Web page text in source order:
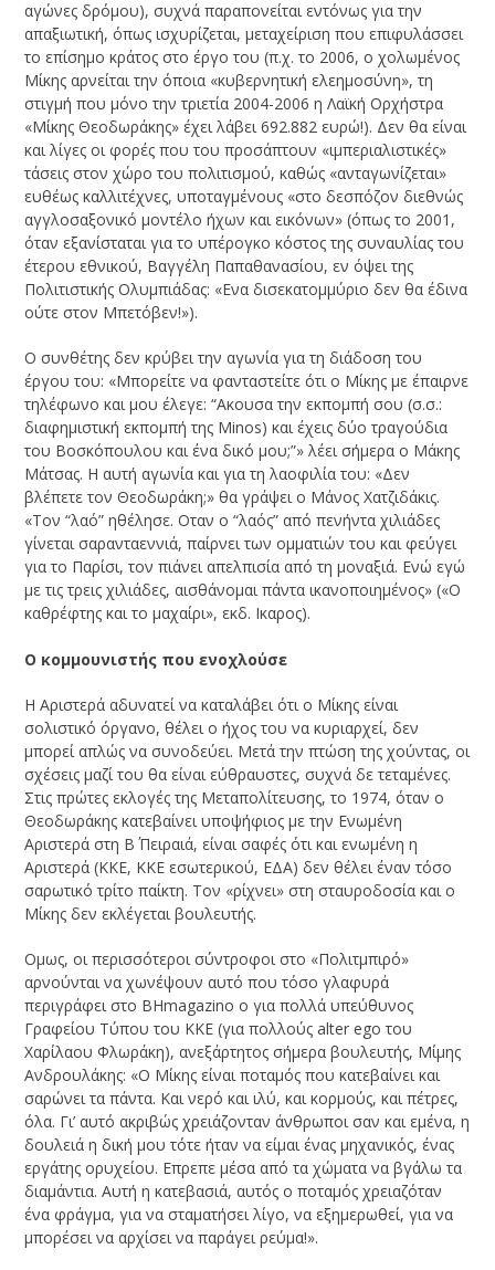
αγώνες δρόμου), συχνά παραπονείται εντόνως για την
απαξιωτική, όπως ισχυρίζεται, μεταχείριση που επιφυλάσσει
το επίσημο κράτος στο έργο του (π.χ. το 2006, ο χολωμένος
Μίκης αρνείται την όποια «κυβερνητική ελεημοσύνη», τη
στιγμή που μόνο την τριετία 2004-2006 η Λαϊκή Ορχήστρα
«Μίκης Θεοδωράκης» έχει λάβει 692.882 ευρώ!). Δεν θα είναι
και λίγες οι φορές που του προσάπτουν «ιμπεριαλιστικές»
τάσεις στον χώρο του πολιτισμού, καθώς «ανταγωνίζεται»
ευθέως καλλιτέχνες, υποταγμένους «στο δεσπόζον διεθνώς
αγγλοσαξονικό μοντέλο ήχων και εικόνων» (όπως το 2001,
όταν εξανίσταται για το υπέρογκο κόστος της συναυλίας του
έτερου εθνικού, Βαγγέλη Παπαθανασίου, εν όψει της
Πολιτιστικής Ολυμπιάδας: «Ενα δισεκατομμύριο δεν θα έδινα
ούτε στον Μπετόβεν!»).
Ο συνθέτης δεν κρύβει την αγωνία για τη διάδοση του
έργου του: «Μπορείτε να φανταστείτε ότι ο Μίκης με έπαιρνε
τηλέφωνο και μου έλεγε: “Ακουσα την εκπομπή σου (σ.σ.:
διαφημιστική εκπομπή της Minos) και έχεις δύο τραγούδια
του Βοσκόπουλου και ένα δικό μου;”» λέει σήμερα ο Μάκης
Μάτσας. Η αυτή αγωνία και για τη λαοφιλία του: «Δεν
βλέπετε τον Θεοδωράκη;» θα γράψει ο Μάνος Χατζιδάκις.
«Τον “λαό” ηθέλησε. Οταν ο “λαός” από πενήντα χιλιάδες
γίνεται σαρανταεννιά, παίρνει των ομματιών του και φεύγει
για το Παρίσι, τον πιάνει απελπισία από τη μοναξιά. Ενώ εγώ
με τις τρεις χιλιάδες, αισθάνομαι πάντα ικανοποιημένος» («Ο
καθρέφτης και το μαχαίρι», εκδ. Ικαρος).
Ο κομμουνιστής που ενοχλούσε
Η Αριστερά αδυνατεί να καταλάβει ότι ο Μίκης είναι
σολιστικό όργανο, θέλει ο ήχος του να κυριαρχεί, δεν
μπορεί απλώς να συνοδεύει. Μετά την πτώση της χούντας, οι
σχέσεις μαζί του θα είναι εύθραυστες, συχνά δε τεταμένες.
Στις πρώτες εκλογές της Μεταπολίτευσης, τo 1974, όταν o
Θεοδωράκης κατεβαίνει υποψήφιος με την Ενωμένη
Αριστερά στη Β΄ Πειραιά, είναι σαφές ότι και ενωμένη η
Αριστερά (ΚΚΕ, ΚΚΕ εσωτερικού, ΕΔΑ) δεν θέλει έναν τόσο
σαρωτικό τρίτο παίκτη. Τον «ρίχνει» στη σταυροδοσία και ο
Μίκης δεν εκλέγεται βουλευτής.
Ομως, οι περισσότεροι σύντροφοι στο «Πολιτμπιρό»
αρνούνται να χωνέψουν αυτό που τόσο γλαφυρά
περιγράφει στο ΒΗmagazino o για πολλά υπεύθυνος
Γραφείου Τύπου του ΚΚΕ (για πολλούς alter ego του
Χαρίλαου Φλωράκη), ανεξάρτητος σήμερα βουλευτής, Μίμης
Ανδρουλάκης: «Ο Μίκης είναι ποταμός που κατεβαίνει και
σαρώνει τα πάντα. Και νερό και ιλύ, και κορμούς, και πέτρες,
όλα. Γι’ αυτό ακριβώς χρειάζονταν άνθρωποι σαν και εμένα, η
δουλειά η δική μου τότε ήταν να είμαι ένας μηχανικός, ένας
εργάτης ορυχείου. Επρεπε μέσα από τα χώματα να βγάλω τα
διαμάντια. Αυτή η κατεβασιά, αυτός ο ποταμός χρειαζόταν
ένα φράγμα, για να σταματήσει λίγο, να εξημερωθεί, για να
μπορέσει να αρχίσει να παράγει ρεύμα!».